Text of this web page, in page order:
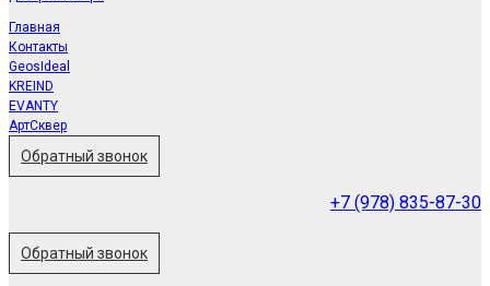
Главная
Контакты
GeosIdeal
KREIND
EVANTY
АртСквер
Обратный звонок
+7 (978) 835-87-30
Обратный звонок